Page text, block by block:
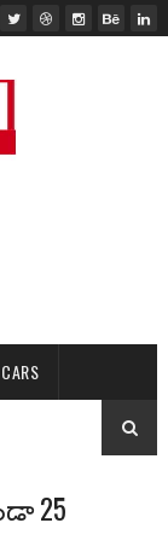
25